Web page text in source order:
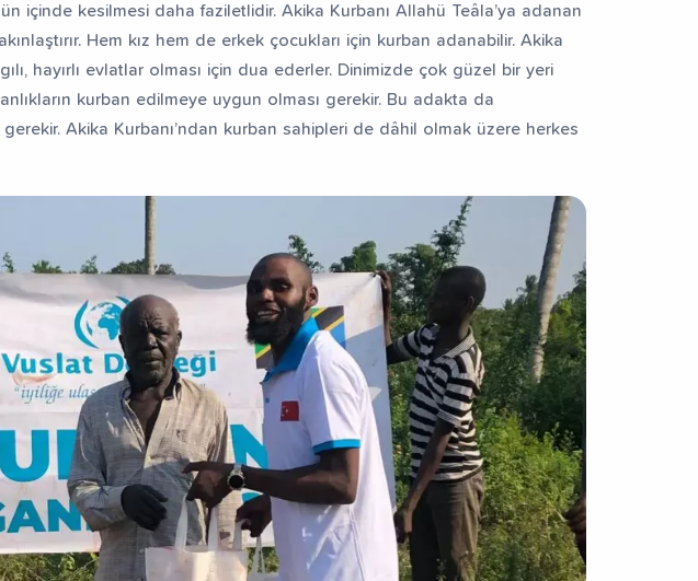
içinde kesilmesi daha faziletlidir. Akika Kurbanı Allahü Teâla’ya adanan
Hem kız hem de erkek çocukları için kurban adanabilir. Akika
hayırlı evlatlar olması için dua ederler. Dinimizde çok güzel bir yeri
kurban edilmeye uygun olması gerekir. Bu adakta da
Akika Kurbanı’ndan kurban sahipleri de dâhil olmak üzere herkes